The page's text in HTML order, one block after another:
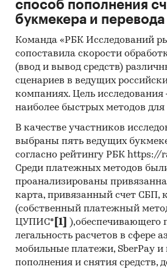
исследований может быть
дополнено, расширено.
Категории: Потребительские
Стройматериалы / Бетон
Промышленность / ... /
Бетон
Строительство и
Стройматериалы / Бетон
Россия
способ пополнения
букмекера и
Команда «РБК Исследований
сопоставила скорости
(ввод и вывод средств)
сценариев в ведущих
компаниях. Цель
наиболее быстрых методов для
В качестве участников
выбраны пять ведущих
согласно рейтингу РБК
Среди платежных методов
проанализированы
карта, привязанный счет
(собственный платежный
ЦУПИС* [1]
),обеспечивающего
легальность расчетов в сфере
мобильные платежи, SberPay и
пополнения и снятия средств,